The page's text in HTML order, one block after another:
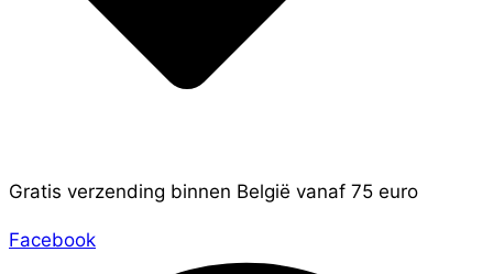
Gratis verzending binnen België vanaf 75 euro
Facebook